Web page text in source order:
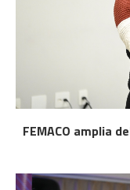
FEMACO amplia